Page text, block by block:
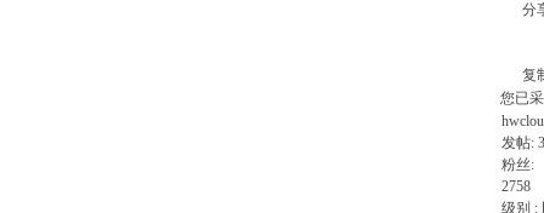
分
复
您已
发帖:
粉丝:
2758
级别 :